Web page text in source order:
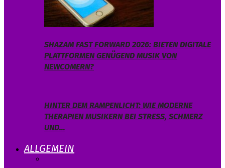
SHAZAM FAST FORWARD 2026: BIETEN DIGITALE
PLATTFORMEN GENÜGEND MUSIK VON
NEWCOMERN?
HINTER DEM RAMPENLICHT: WIE MODERNE
THERAPIEN MUSIKERN BEI STRESS, SCHMERZ
UND…
ALLGEMEIN